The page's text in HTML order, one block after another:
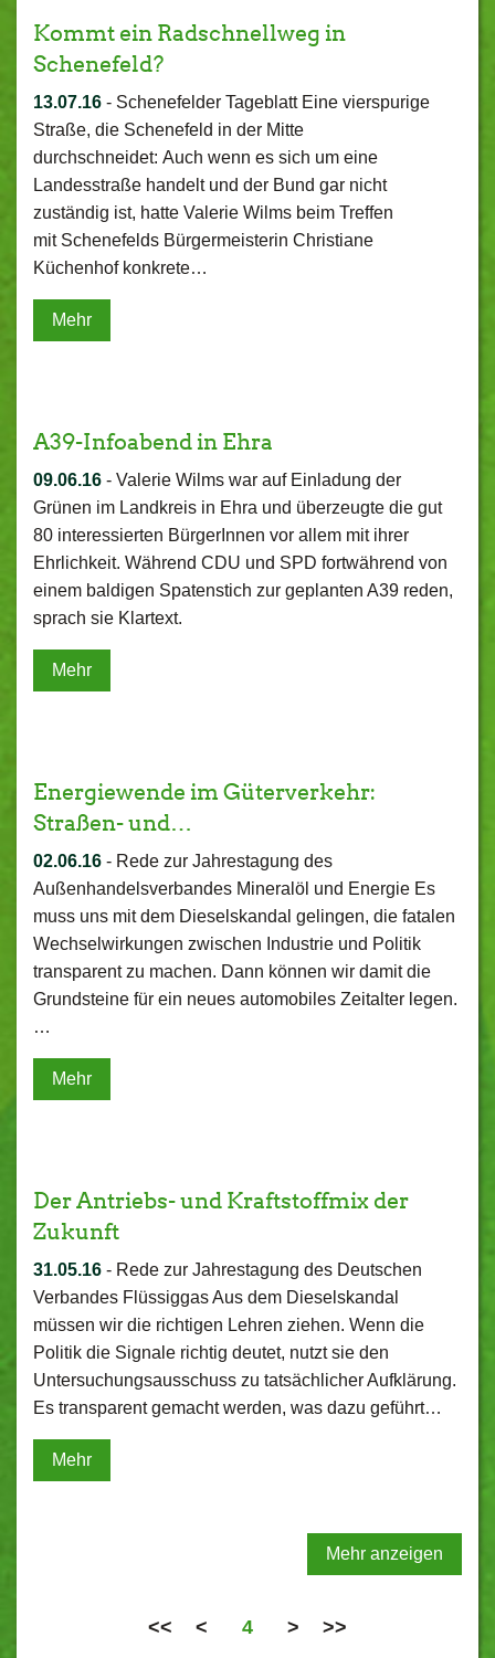
Kommt ein Radschnellweg in
Schenefeld?
13.07.16 - Schenefelder Tageblatt Eine vierspurige
Straße, die Schenefeld in der Mitte
durchschneidet: Auch wenn es sich um eine
Landesstraße handelt und der Bund gar nicht
zuständig ist, hatte Valerie Wilms beim Treffen
mit Schenefelds Bürgermeisterin Christiane
Küchenhof konkrete…
Mehr
A39-Infoabend in Ehra
09.06.16 - Valerie Wilms war auf Einladung der
Grünen im Landkreis in Ehra und überzeugte die gut
80 interessierten BürgerInnen vor allem mit ihrer
Ehrlichkeit. Während CDU und SPD fortwährend von
einem baldigen Spatenstich zur geplanten A39 reden,
sprach sie Klartext.
Mehr
Energiewende im Güterverkehr:
Straßen- und…
02.06.16 - Rede zur Jahrestagung des
Außenhandelsverbandes Mineralöl und Energie Es
muss uns mit dem Dieselskandal gelingen, die fatalen
Wechselwirkungen zwischen Industrie und Politik
transparent zu machen. Dann können wir damit die
Grundsteine für ein neues automobiles Zeitalter legen.
…
Mehr
Der Antriebs- und Kraftstoffmix der
Zukunft
31.05.16 - Rede zur Jahrestagung des Deutschen
Verbandes Flüssiggas Aus dem Dieselskandal
müssen wir die richtigen Lehren ziehen. Wenn die
Politik die Signale richtig deutet, nutzt sie den
Untersuchungsausschuss zu tatsächlicher Aufklärung.
Es transparent gemacht werden, was dazu geführt…
Mehr
Mehr anzeigen
<< < 4 > >>